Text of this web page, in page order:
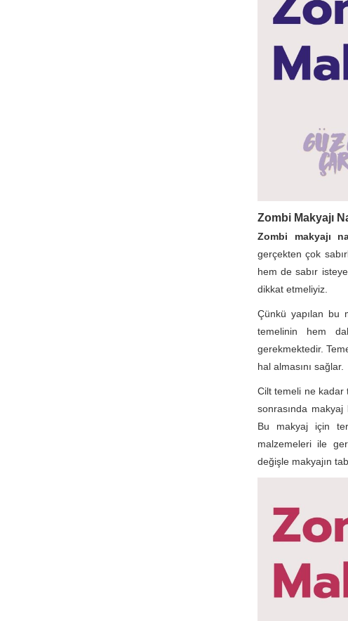
Zombi Makyajı
Zombi makyajı
gerçekten çok
hem de sabır
dikkat etmeliyiz.
Çünkü yapılan bu
temelinin hem
gerekmektedir.
hal almasını sağlar.
Cilt temeli ne kadar
sonrasında makyaj
Bu makyaj için
malzemeleri ile
değişle makyajın